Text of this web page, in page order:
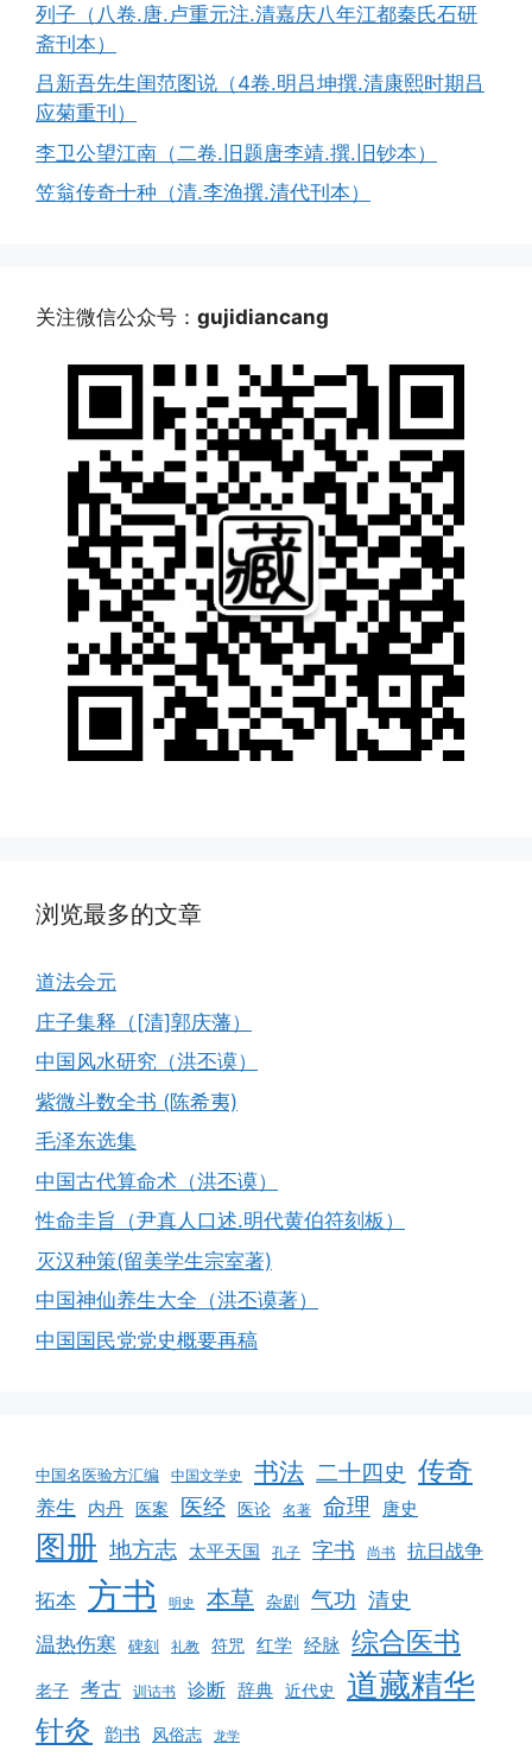
列子（八卷.唐.卢重元注.清嘉庆八年江都秦氏石研
斋刊本）
吕新吾先生闺范图说（4卷.明吕坤撰.清康熙时期吕
应菊重刊）
李卫公望江南（二卷.旧题唐李靖.撰.旧钞本）
笠翁传奇十种（清.李渔撰.清代刊本）
关注微信公众号： gujidiancang
浏览最多的文章
道法会元
庄子集释（[清]郭庆藩）
中国风水研究（洪丕谟）
紫微斗数全书 (陈希夷)
毛泽东选集
中国古代算命术（洪丕谟）
性命圭旨（尹真人口述.明代黄伯符刻板）
灭汉种策(留美学生宗室著)
中国神仙养生大全（洪丕谟著）
中国国民党党史概要再稿
中国名医验方汇编 中国文学史 书法 二十四史 传奇
养生 内丹 医案 医经 医论 名著 命理 唐史
图册 地方志 太平天国 孔子 字书 尚书 抗日战争
拓本 方书 明史 本草 杂剧 气功 清史
温热伤寒 碑刻 礼教 符咒 红学 经脉 综合医书
老子 考古 训诂书 诊断 辞典 近代史 道藏精华
针灸 韵书 风俗志 龙学